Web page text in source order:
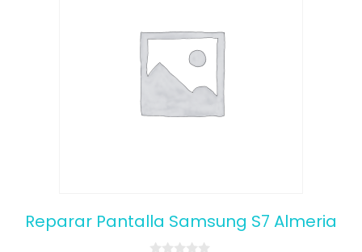
Reparar Pantalla Samsung S7 Almeria